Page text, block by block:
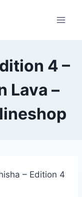
4 –
Lava –
– Edition 4